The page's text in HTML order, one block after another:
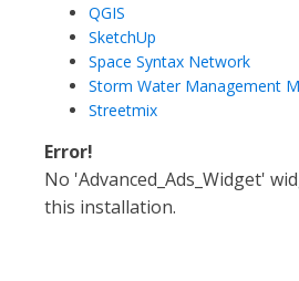
QGIS
SketchUp
Space Syntax Network
Storm Water Management
Streetmix
Error!
No 'Advanced_Ads_Widget'
this installation.